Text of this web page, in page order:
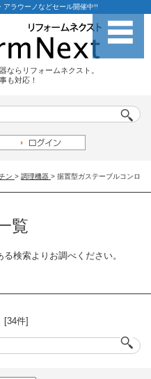
アラウーノなどセール開催中!!
ならリフォームネクスト。
も対応！
ン > 調理機器 > 据置型ガステーブルコンロ
覧
検索よりお調べください。
[34件]